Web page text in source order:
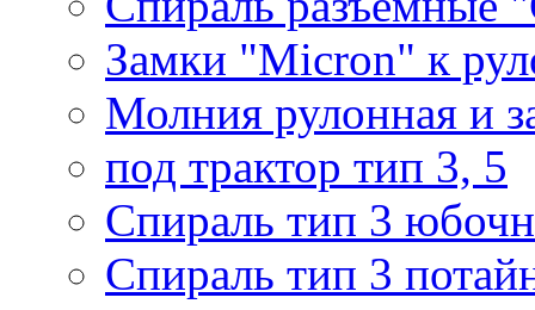
Замки "Micron" к
Молния рулонная и
под трактор тип 3, 5
Спираль тип 3
Спираль тип 3